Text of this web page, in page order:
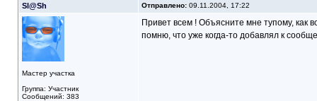
Sl@Sh Отправлено:09.11.2004, 17:22
Мастер участка
Группа: Участник
Сообщений: 383
Привет всем ! Объясните мне тупому, как
помню, что уже когда-то добавлял к